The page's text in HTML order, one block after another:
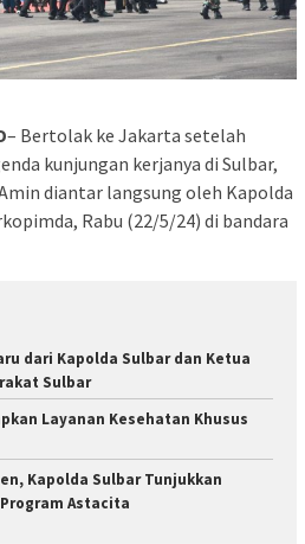
– Bertolak ke Jakarta setelah
kunjungan kerjanya di Sulbar,
diantar langsung oleh Kapolda
Rabu (22/5/24) di bandara
dari Kapolda Sulbar dan Ketua
Sulbar
Layanan Kesehatan Khusus
Kapolda Sulbar Tunjukkan
Astacita